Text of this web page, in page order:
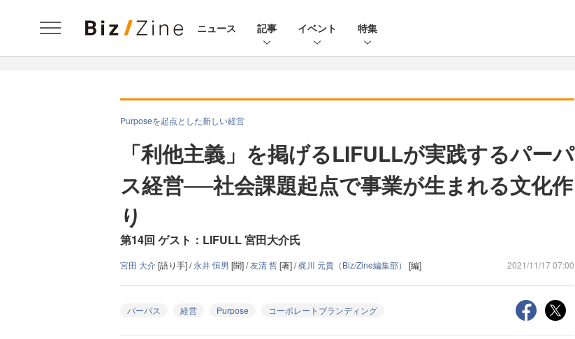
ニュース 記事 イベント 特集
Purposeを起点とした新しい経営
「利他主義」を掲げるLIFULLが実践するパーパ
ス経営──社会課題起点で事業が生まれる文化作
り
第14回 ゲスト：LIFULL 宮田大介氏
宮田 大介[語り手] /永井 恒男 [聞] /友清 哲[著] /梶川 元貴（Biz/Zine編集部） [編] 2021/11/17 07:00
パーパス 経営 Purpose コーポレートブランディング